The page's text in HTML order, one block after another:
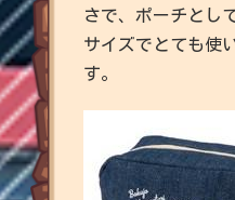
さで、ポーチとし
サイズでとても使
す。